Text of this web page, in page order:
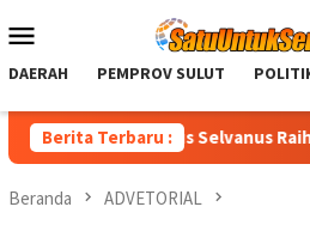
ke
Mobile
DAERAH PEMPROV SULUT
Berita Terbaru :
Sulut Yulius Selvanus Raih
Beranda ADVETORIAL